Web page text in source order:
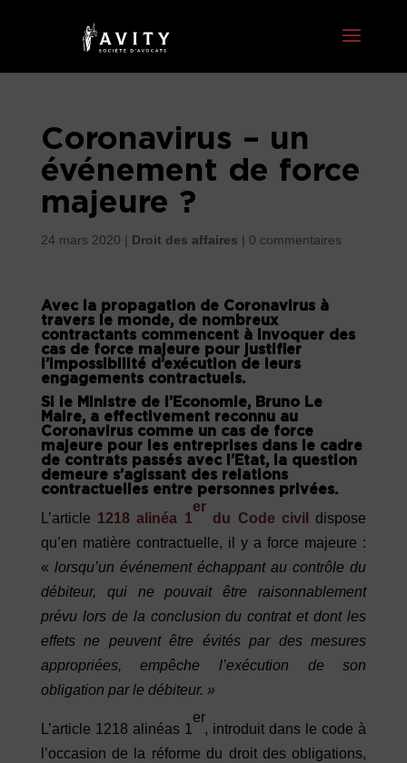
Coronavirus – un
événement de force
majeure ?
24 mars 2020 | Droit des affaires | 0 commentaires
Avec la propagation de Coronavirus à
travers le monde, de nombreux
contractants commencent à invoquer des
cas de force majeure pour justifier
l’impossibilité d’exécution de leurs
engagements contractuels.
Si le Ministre de l’Economie, Bruno Le
Maire, a effectivement reconnu au
Coronavirus comme un cas de force
majeure pour les entreprises dans le cadre
de contrats passés avec l’Etat, la question
demeure s’agissant des relations
contractuelles entre personnes privées.
L’article 1218 alinéa 1
er
du Code civil
dispose
qu’en matière contractuelle, il y a force majeure :
« lorsqu’un événement échappant au contrôle du
débiteur, qui ne pouvait être raisonnablement
prévu lors de la conclusion du contrat et dont les
effets ne peuvent être évités par des mesures
appropriées, empêche l’exécution de son
obligation par le débiteur. »
L’article 1218 alinéas 1
er
, introduit dans le code à
l’occasion de la réforme du droit des obligations,